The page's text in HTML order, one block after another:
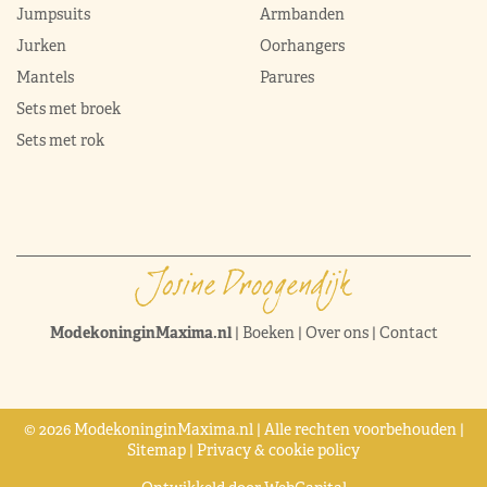
Jumpsuits
Jurken
Mantels
Sets met broek
Sets met rok
Armbanden
Oorhangers
Parures
ModekoninginMaxima.nl| Boeken | Over ons| Contact
© 2026 ModekoninginMaxima.nl | Alle rechten voorbehouden |
Sitemap | Privacy & cookie policy